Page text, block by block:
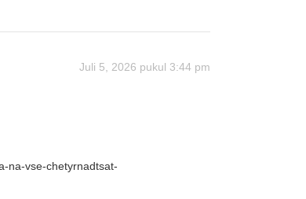
Juli 5, 2026 pukul 3:44 pm
na-vse-chetyrnadtsat-